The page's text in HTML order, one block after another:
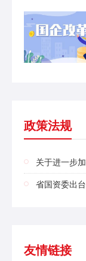
政策法规
关于进一步
省国资委出
友情链接